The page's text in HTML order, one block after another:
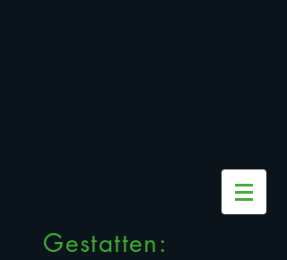
Gestatten: